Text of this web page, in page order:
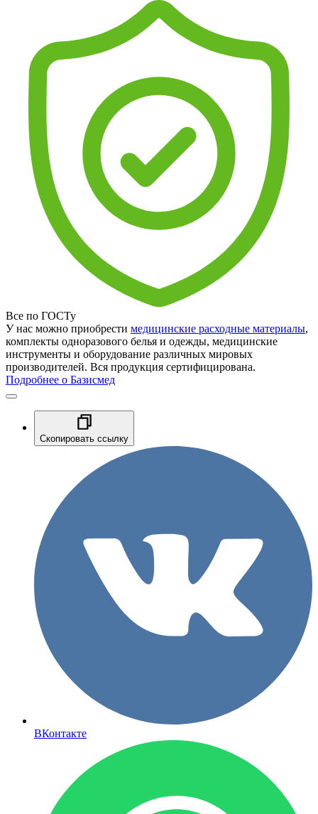
Все по ГОСТу
У нас можно приобрести медицинские расходные материалы,
комплекты одноразового белья и одежды, медицинские
инструменты и оборудование различных мировых
производителей. Вся продукция сертифицирована.
Подробнее о Базисмед
Скопировать ссылку
ВКонтакте